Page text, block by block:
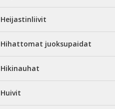
Heijastinliivit
Hihattomat juoksupaidat
Hikinauhat
Huivit